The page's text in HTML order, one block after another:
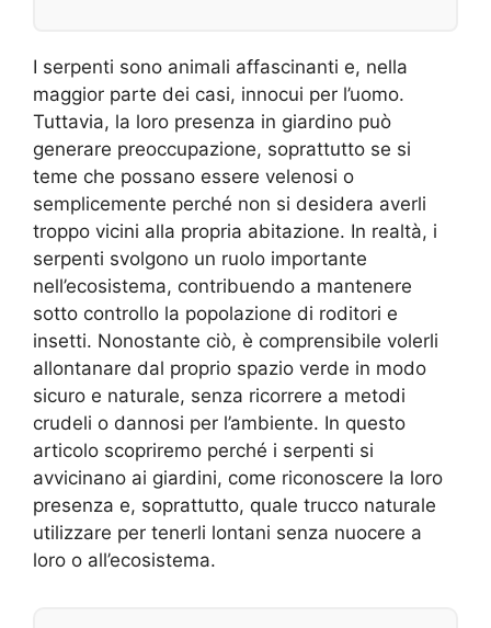
I serpenti sono animali affascinanti e, nella
maggior parte dei casi, innocui per l’uomo.
Tuttavia, la loro presenza in giardino può
generare preoccupazione, soprattutto se si
teme che possano essere velenosi o
semplicemente perché non si desidera averli
troppo vicini alla propria abitazione. In realtà, i
serpenti svolgono un ruolo importante
nell’ecosistema, contribuendo a mantenere
sotto controllo la popolazione di roditori e
insetti. Nonostante ciò, è comprensibile volerli
allontanare dal proprio spazio verde in modo
sicuro e naturale, senza ricorrere a metodi
crudeli o dannosi per l’ambiente. In questo
articolo scopriremo perché i serpenti si
avvicinano ai giardini, come riconoscere la loro
presenza e, soprattutto, quale trucco naturale
utilizzare per tenerli lontani senza nuocere a
loro o all’ecosistema.